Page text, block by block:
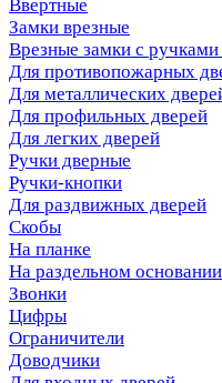
Ввертные
Замки врезные
Врезные замки с
Для противопожарных
Для металлических
Для профильных дверей
Для легких дверей
Ручки дверные
Ручки-кнопки
Для раздвижных дверей
Скобы
На планке
На раздельном основании
Звонки
Цифры
Ограничители
Доводчики